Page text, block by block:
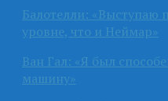
Балотелли: «Выступаю
уровне, что и Неймар»
Ван Гал: «Я был
машину»